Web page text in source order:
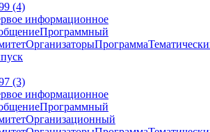
(4)
информационное
Программный
ОрганизаторыПрограмма
(3)
информационное
Программный
Организационный